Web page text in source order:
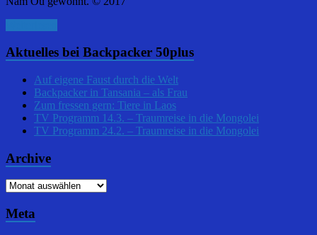
Aktuelles bei Backpacker 50plus
Auf eigene Faust durch die Welt
Backpacker in Tansania – als Frau
Zum fressen gern: Tiere in Laos
TV Programm 14.3. – Traumreise in die Mongolei
TV Programm 24.2. – Traumreise in die Mongolei
Archive
Archive
Meta